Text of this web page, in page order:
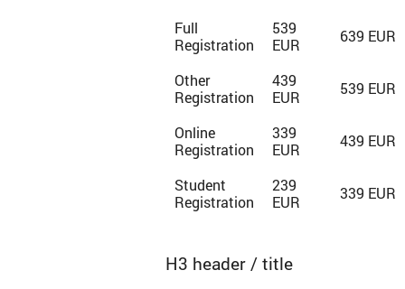
Full
Registration
539
EUR
639 EUR
Other
Registration
439
EUR
539 EUR
Online
Registration
339
EUR
439 EUR
Student
Registration
239
EUR
339 EUR
H3 header / title